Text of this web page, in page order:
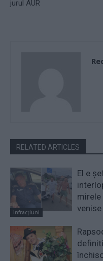
jurul AUR
RELATED ARTICLES
Infracțiuni
El e
mirele